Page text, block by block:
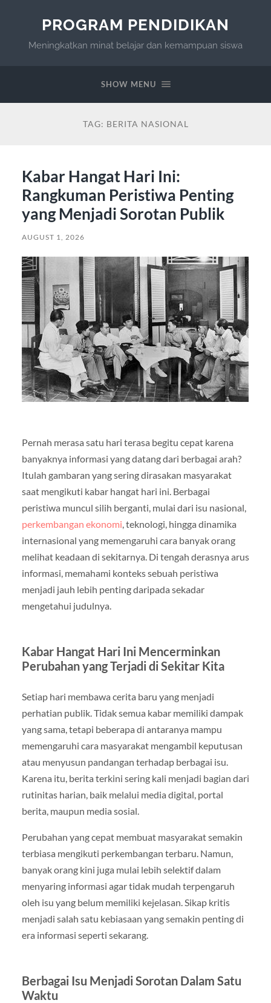
PROGRAM PENDIDIKAN
Meningkatkan minat belajar dan kemampuan siswa
SHOW MENU
TAG: BERITA NASIONAL
Kabar Hangat Hari Ini:
Rangkuman Peristiwa Penting
yang Menjadi Sorotan Publik
AUGUST 1, 2026
Pernah merasa satu hari terasa begitu cepat karena
banyaknya informasi yang datang dari berbagai arah?
Itulah gambaran yang sering dirasakan masyarakat
saat mengikuti kabar hangat hari ini. Berbagai
peristiwa muncul silih berganti, mulai dari isu nasional,
perkembangan ekonomi , teknologi, hingga dinamika
internasional yang memengaruhi cara banyak orang
melihat keadaan di sekitarnya. Di tengah derasnya arus
informasi, memahami konteks sebuah peristiwa
menjadi jauh lebih penting daripada sekadar
mengetahui judulnya.
Kabar Hangat Hari Ini Mencerminkan
Perubahan yang Terjadi di Sekitar Kita
Setiap hari membawa cerita baru yang menjadi
perhatian publik. Tidak semua kabar memiliki dampak
yang sama, tetapi beberapa di antaranya mampu
memengaruhi cara masyarakat mengambil keputusan
atau menyusun pandangan terhadap berbagai isu.
Karena itu, berita terkini sering kali menjadi bagian dari
rutinitas harian, baik melalui media digital, portal
berita, maupun media sosial.
Perubahan yang cepat membuat masyarakat semakin
terbiasa mengikuti perkembangan terbaru. Namun,
banyak orang kini juga mulai lebih selektif dalam
menyaring informasi agar tidak mudah terpengaruh
oleh isu yang belum memiliki kejelasan. Sikap kritis
menjadi salah satu kebiasaan yang semakin penting di
era informasi seperti sekarang.
Berbagai Isu Menjadi Sorotan Dalam Satu
Waktu